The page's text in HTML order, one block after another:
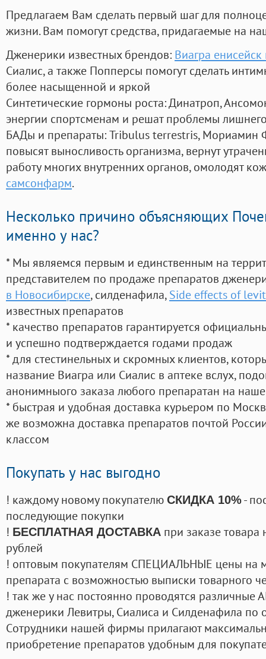
Предлагаем Вам сделать первый шаг для
жизни. Вам помогут средства, придагаемые на
Дженерики известных брендов: Виагра енисейск
Сиалис, а также Попперсы помогут сделать
более насыщенной и яркой
Синтетические гормоны роста: Динатроп,
энергии спортсменам и решат проблемы
БАДы и препараты:Tribulus terrestris, Мориамин
повысят выносливость организма, вернут
работу многих внутренних органов, омолодят
самсонфарм.
Несколько причино объясняющих
именно у нас?
* Мы являемся первым и единственным на
представителем по продаже препаратов
в Новосибирске, силденафила, Side effects of
известных препаратов
* качество препаратов гарантируется
и успешно подтверждается годами продаж
* для стестинельных и скромных клиентов,
название Виагра или Сиалис в аптеке вслух,
анонимныого заказа любого препаратан на
* быстрая и удобная доставка курьером по
же возможна доставка препаратов почтой
классом
Покупать у нас выгодно
! каждому новому покупателю СКИДКА 10%-
последующие покупки
! БЕСПЛАТНАЯ ДОСТАВКА при заказе
рублей
! оптовым покупателям СПЕЦИАЛЬНЫЕ цены на
препарата с возможностью выписки товарного
! так же у нас постоянно проводятся
дженерики Левитры, Сиалиса и Силденафила по
Cотрудники нашей фирмы прилагают
приобретение препаратов удобным для